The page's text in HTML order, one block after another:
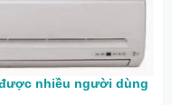
nhiều người dùng